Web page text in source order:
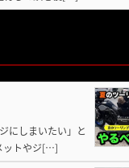
にしまいたい」と
ットやジ[…]